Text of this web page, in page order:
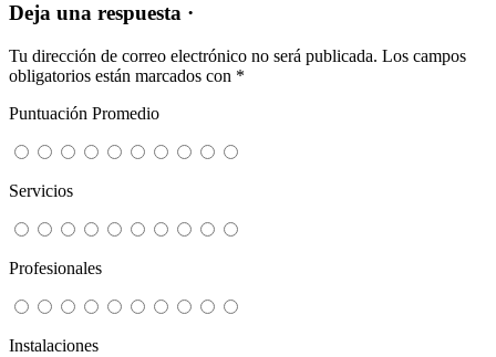
Deja una respuesta ·
Tu dirección de correo electrónico no será publicada. Los campos
obligatorios están marcados con *
Puntuación Promedio
Servicios
Profesionales
Instalaciones